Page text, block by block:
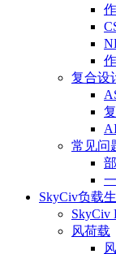
复合设
常见问
SkyCiv负载
SkyCiv
风荷载